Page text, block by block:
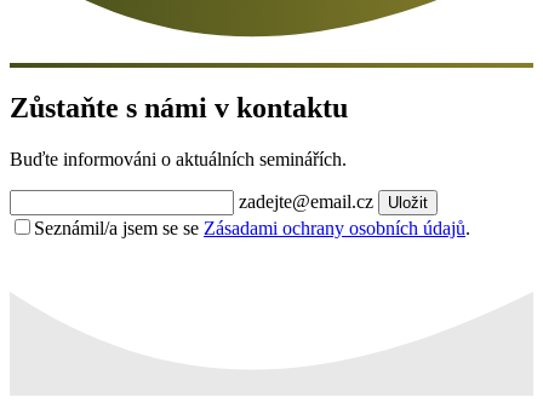
Zůstaňte s námi v kontaktu
Buďte informováni o aktuálních seminářích.
zadejte@email.cz Uložit
Seznámil/a jsem se se Zásadami ochrany osobních údajů.